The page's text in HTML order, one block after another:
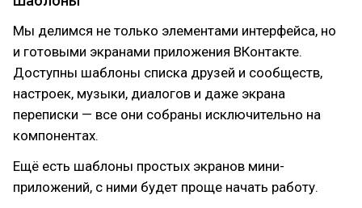
Мы делимся не только элементами интерфейса, но
и готовыми экранами приложения ВКонтакте.
Доступны шаблоны списка друзей и сообществ,
настроек, музыки, диалогов и даже экрана
переписки — все они собраны исключительно на
компонентах.
Ещё есть шаблоны простых экранов мини-
приложений, с ними будет проще начать работу.